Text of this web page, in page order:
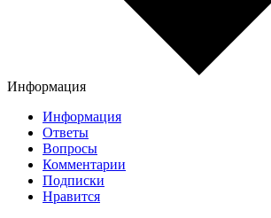
Информация
Информация
Ответы
Вопросы
Комментарии
Подписки
Нравится